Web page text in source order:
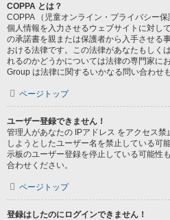
COPPA とは？
COPPA （児童オンライン・プライバシー
個人情報を入力させるウェブサイトに対し
の承諾書を親または保護者から入手させる
おける法律です。この法律があなたもしく
れるのかどうかについては法律の専門家に
Group は法律に関するいかなる問い合わせ
ページトップ
ユーザー登録できません！
管理人があなたの IPアドレス をアクセス
しようとしたユーザー名を禁止している可
示板のユーザー登録を停止している可能性
合わせください。
ページトップ
登録はしたのにログインできません！